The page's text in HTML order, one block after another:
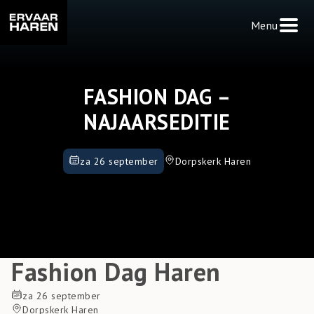
Menu
FASHION DAG –
NAJAARSEDITIE
za 26 september Dorpskerk Haren
Fashion Dag Haren
za 26 september
Dorpskerk Haren